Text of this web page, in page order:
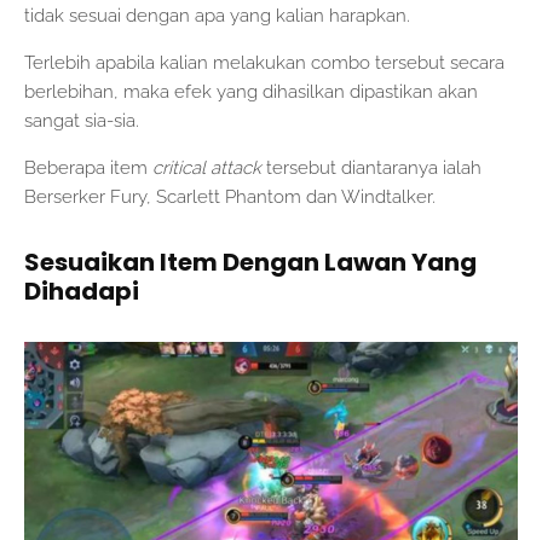
tidak sesuai dengan apa yang kalian harapkan.
Terlebih apabila kalian melakukan combo tersebut secara
berlebihan, maka efek yang dihasilkan dipastikan akan
sangat sia-sia.
Beberapa item critical attacktersebut diantaranya ialah
Berserker Fury, Scarlett Phantom dan Windtalker.
Sesuaikan Item Dengan Lawan Yang
Dihadapi